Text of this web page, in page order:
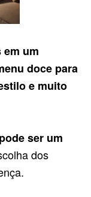
um
doce para
e muito
ser um
dos